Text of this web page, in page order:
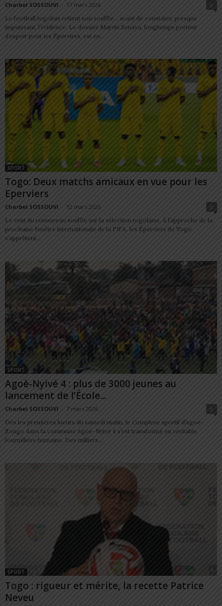
Charbel SOSSOUVI - 17 mars 2026
0
Le football togolais retient son souffle… avant de constater, presque
impuissant, l’évidence. Le dossier Marvin Senaya, longtemps porteur
d’espoir pour les Éperviers, est en...
SPORT
Togo: Deux matchs amicaux en vue pour les
Eperviers
Charbel SOSSOUVI - 12 mars 2026
0
Le vent du renouveau souffle sur la sélection togolaise. À l’approche de la
prochaine fenêtre internationale de la FIFA, les Éperviers du Togo
s’apprêtent...
SPORT
Agoè-Nyivé 4 : plus de 3000 jeunes au
lancement de l’École...
Charbel SOSSOUVI - 7 mars 2026
0
Dès les premières lueurs du samedi matin, le Complexe sportif d’Agoè-
Zongo dans la commune Agoè-Nyivé 4 s’est transformé en véritable
fourmilière humaine. Des milliers...
SPORT
Togo : rigueur et mérite, la recette Patrice
Neveu